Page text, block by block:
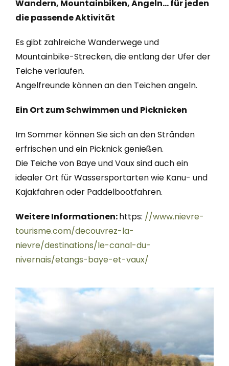
Wandern, Mountainbiken, Angeln… für jeden
die passende Aktivität
Es gibt zahlreiche Wanderwege und
Mountainbike-Strecken, die entlang der Ufer der
Teiche verlaufen.
Angelfreunde können an den Teichen angeln.
Ein Ort zum Schwimmen und Picknicken
Im Sommer können Sie sich an den Stränden
erfrischen und ein Picknick genießen.
Die Teiche von Baye und Vaux sind auch ein
idealer Ort für Wassersportarten wie Kanu- und
Kajakfahren oder Paddelbootfahren.
Weitere Informationen:https: //www.nievre-
tourisme.com/decouvrez-la-
nievre/destinations/le-canal-du-
nivernais/etangs-baye-et-vaux/